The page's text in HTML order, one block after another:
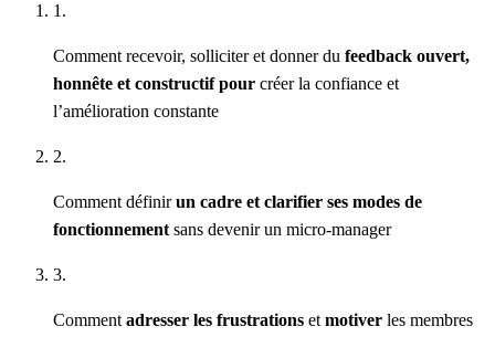
1.
Comment recevoir, solliciter et donner du feedback ouvert,
honnête et constructif pour créer la confiance et
l’amélioration constante
2.
Comment définirun cadre et clarifier ses modes de
fonctionnement sans devenir un micro-manager
3.
Comment adresser les frustrations et motiver les membres